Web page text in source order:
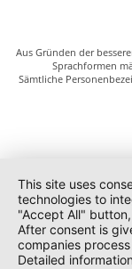
Aus Gründen der
Sprachformen
Sämtliche
This site uses
technologies to
"Accept All"
After consent is
companies
Detailed